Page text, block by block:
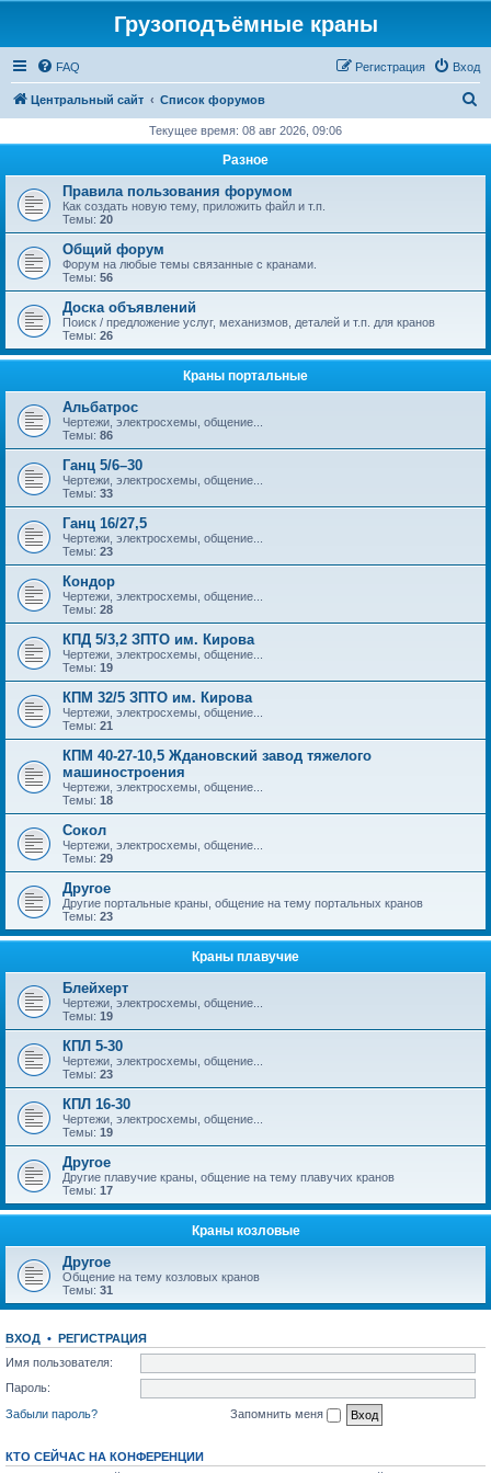
Грузоподъёмные краны
FAQ Вход
Регистрация
Центральный сайт Список форумов
с
Текущее время: 08 авг 2026, 09:06
Разное
Правила пользования форумом
Как создать новую тему, приложить файл и т.п.
Темы: 20
Общий форум
Форум на любые темы связанные с кранами.
Темы: 56
Доска объявлений
Поиск / предложение услуг, механизмов, деталей и т.п. для кранов
Темы: 26
Краны портальные
Альбатрос
Чертежи, электросхемы, общение...
Темы: 86
Ганц 5/6–30
Чертежи, электросхемы, общение...
Темы: 33
Ганц 16/27,5
Чертежи, электросхемы, общение...
Темы: 23
Кондор
Чертежи, электросхемы, общение...
Темы: 28
КПД 5/3,2 ЗПТО им. Кирова
Чертежи, электросхемы, общение...
Темы: 19
КПМ 32/5 ЗПТО им. Кирова
Чертежи, электросхемы, общение...
Темы: 21
КПМ 40-27-10,5 Ждановский завод тяжелого
машиностроения
Чертежи, электросхемы, общение...
Темы: 18
Сокол
Чертежи, электросхемы, общение...
Темы: 29
Другое
Другие портальные краны, общение на тему портальных кранов
Темы: 23
Краны плавучие
Блейхерт
Чертежи, электросхемы, общение...
Темы: 19
КПЛ 5-30
Чертежи, электросхемы, общение...
Темы: 23
КПЛ 16-30
Чертежи, электросхемы, общение...
Темы: 19
Другое
Другие плавучие краны, общение на тему плавучих кранов
Темы: 17
Краны козловые
Другое
Общение на тему козловых кранов
Темы: 31
ВХОД • РЕГИСТРАЦИЯ
Имя пользователя:
Пароль:
Забыли пароль?
Запомнить меня
КТО СЕЙЧАС НА КОНФЕРЕНЦИИ